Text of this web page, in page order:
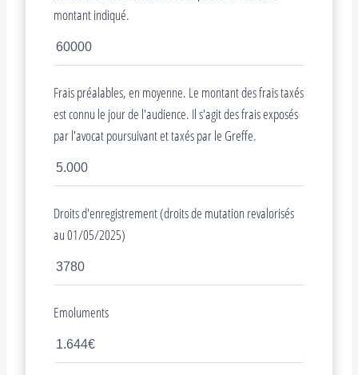
montant indiqué.
Frais préalables, en moyenne. Le montant des frais taxés
est connu le jour de l'audience. Il s'agit des frais exposés
par l'avocat poursuivant et taxés par le Greffe.
Droits d'enregistrement (droits de mutation revalorisés
au 01/05/2025)
Emoluments